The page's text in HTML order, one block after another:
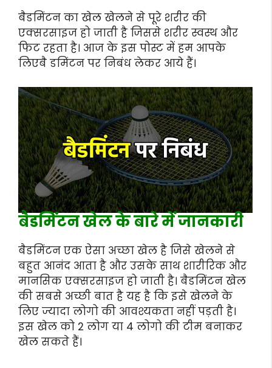
बैडमिंटन का खेल खेलने से पूरे शरीर की
एक्सरसाइज हो जाती है जिससे शरीर स्वस्थ और
फिट रहता है। आज के इस पोस्ट में हम आपके
लिएबै डमिंटन पर निबंध लेकर आये हैं।
बैडमिंटन खेल के बारे में जानकारी
बैडमिंटन एक ऐसा अच्छा खेल है जिसे खेलने से
बहुत आनंद आता है और उसके साथ शारीरिक और
मानसिक एक्सरसाइज हो जाती है। बैडमिंटन खेल
की सबसे अच्छी बात है यह है कि इसे खेलने के
लिए ज्यादा लोगो की आवश्यकता नहीं पड़ती है।
इस खेल को 2 लोग या 4 लोगो की टीम बनाकर
खेल सकते हैं।